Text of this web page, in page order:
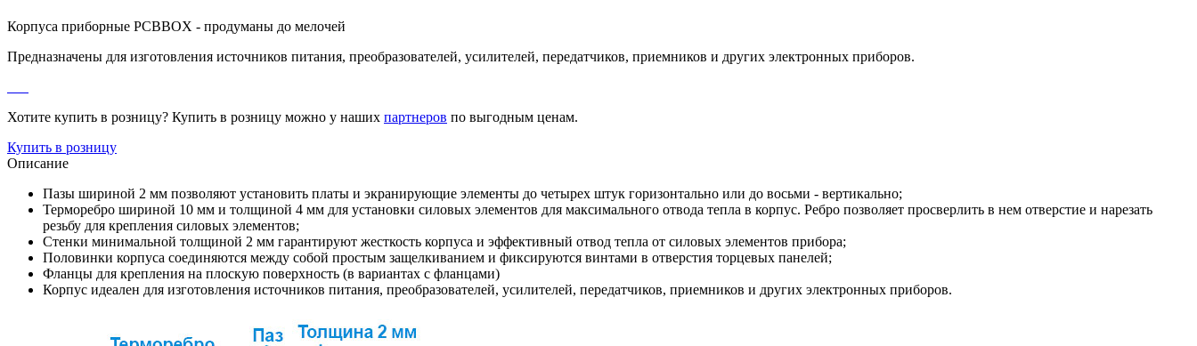
Корпуса приборные PCBBOX - продуманы до мелочей
Предназначены для изготовления источников питания, преобразователей, усилителей, передатчиков, приемников и других электронных приборов.
Хотите купить в розницу? Купить в розницу можно у наших партнеров по выгодным ценам.
Купить в розницу
Описание
Пазы шириной 2 мм позволяют установить платы и экранирующие элементы до четырех штук горизонтально или до восьми - вертикально;
Терморебро шириной 10 мм и толщиной 4 мм для установки силовых элементов для максимального отвода тепла в корпус. Ребро позволяет просверлить в нем отверстие и нарезать
резьбу для крепления силовых элементов;
Стенки минимальной толщиной 2 мм гарантируют жесткость корпуса и эффективный отвод тепла от силовых элементов прибора;
Половинки корпуса соединяются между собой простым защелкиванием и фиксируются винтами в отверстия торцевых панелей;
Фланцы для крепления на плоскую поверхность (в вариантах с фланцами)
Корпус идеален для изготовления источников питания, преобразователей, усилителей, передатчиков, приемников и других электронных приборов.